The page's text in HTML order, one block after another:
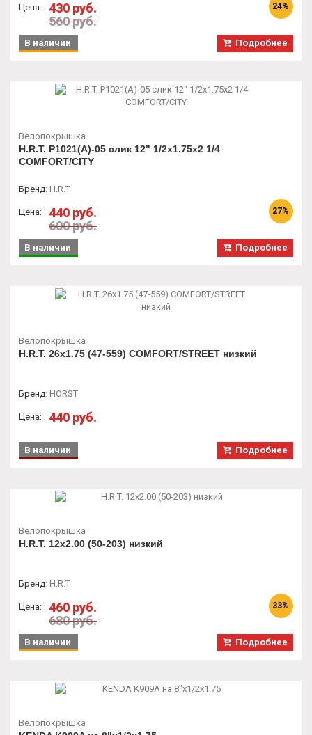
Цена:
430 руб.
560 руб.
24%
Подробнее
В наличии
Велопокрышка
H.R.T. P1021(A)-05 слик 12" 1/2x1.75x2 1/4
COMFORT/CITY
Бренд: H.R.T
Цена:
440 руб.
600 руб.
27%
Подробнее
В наличии
Велопокрышка
H.R.T. 26x1.75 (47-559) COMFORT/STREET низкий
Бренд: HORST
Цена: 440 руб.
Подробнее
В наличии
Велопокрышка
H.R.T. 12x2.00 (50-203) низкий
Бренд: H.R.T
Цена:
460 руб.
680 руб.
33%
Подробнее
В наличии
Велопокрышка